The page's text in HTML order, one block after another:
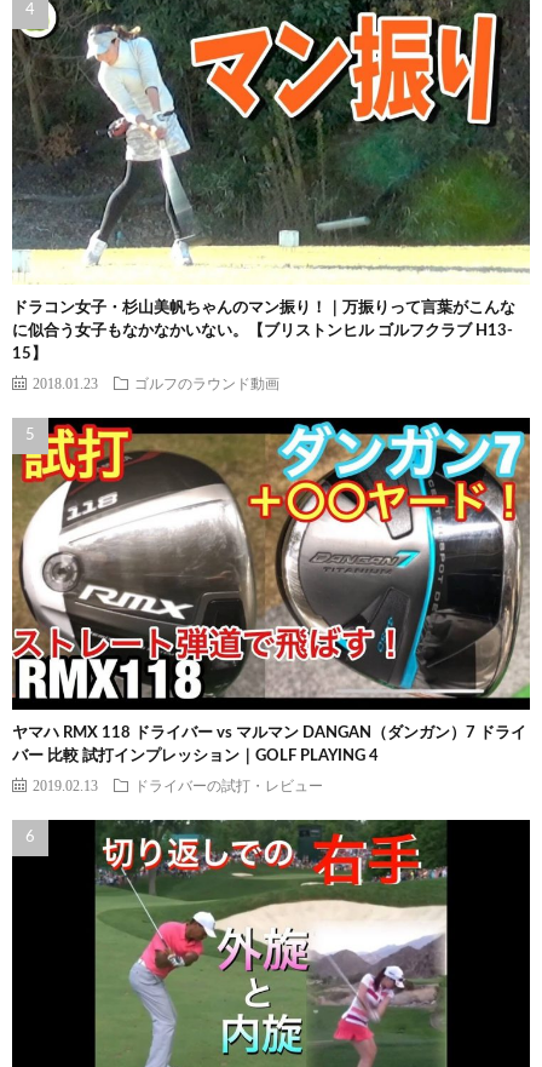
ドラコン女子・杉山美帆ちゃんのマン振り！｜万振りって言葉がこんな
に似合う女子もなかなかいない。【ブリストンヒル ゴルフクラブ H13-
15】
2018.01.23 ゴルフのラウンド動画
ヤマハ RMX 118 ドライバー vs マルマン DANGAN（ダンガン）7 ドライ
バー 比較 試打インプレッション｜GOLF PLAYING 4
2019.02.13 ドライバーの試打・レビュー